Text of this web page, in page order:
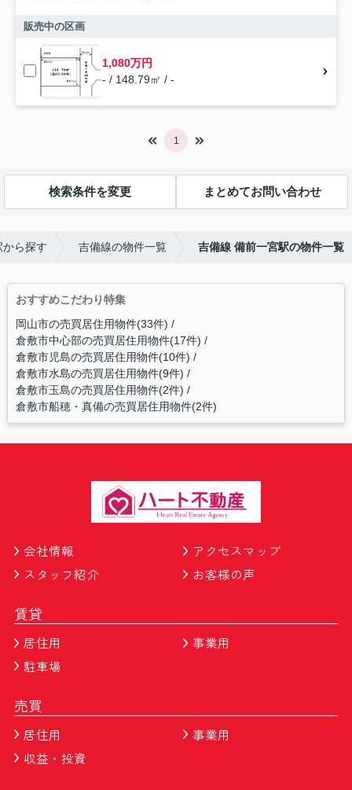
販売中の区画
1,080万円
- / 148.79㎡ / -
1
検索条件を変更 まとめてお問い合わせ
ら探す 吉備線の物件一覧 吉備線 備前一宮駅の物件一覧
おすすめこだわり特集
岡山市の売買居住用物件(33件)
倉敷市中心部の売買居住用物件(17件)
倉敷市児島の売買居住用物件(10件)
倉敷市水島の売買居住用物件(9件)
倉敷市玉島の売買居住用物件(2件)
倉敷市船穂・真備の売買居住用物件(2件)
会社情報
アクセスマップ
スタッフ紹介
お客様の声
賃貸
居住用
事業用
駐車場
売買
居住用
事業用
収益・投資